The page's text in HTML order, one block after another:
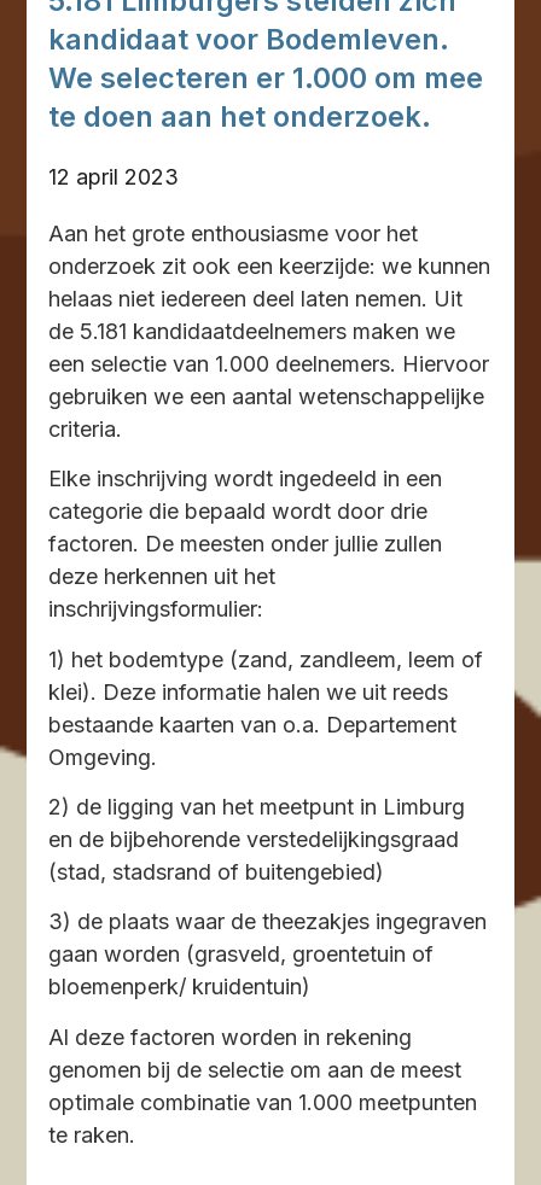
kandidaat voor Bodemleven.
We selecteren er 1.000 om mee
te doen aan het onderzoek.
12 april 2023
Aan het grote enthousiasme voor het
onderzoek zit ook een keerzijde: we kunnen
helaas niet iedereen deel laten nemen. Uit
de 5.181 kandidaatdeelnemers maken we
een selectie van 1.000 deelnemers. Hiervoor
gebruiken we een aantal wetenschappelijke
criteria.
Elke inschrijving wordt ingedeeld in een
categorie die bepaald wordt door drie
factoren. De meesten onder jullie zullen
deze herkennen uit het
inschrijvingsformulier:
1) het bodemtype (zand, zandleem, leem of
klei). Deze informatie halen we uit reeds
bestaande kaarten van o.a. Departement
Omgeving.
2) de ligging van het meetpunt in Limburg
en de bijbehorende verstedelijkingsgraad
(stad, stadsrand of buitengebied)
3) de plaats waar de theezakjes ingegraven
gaan worden (grasveld, groentetuin of
bloemenperk/ kruidentuin)
Al deze factoren worden in rekening
genomen bij de selectie om aan de meest
optimale combinatie van 1.000 meetpunten
te raken.